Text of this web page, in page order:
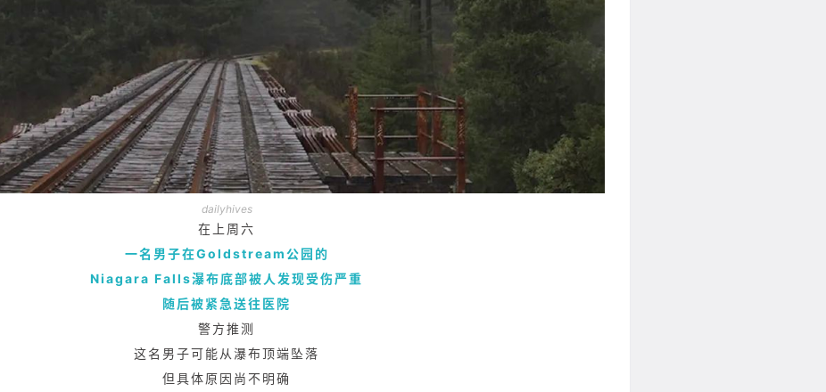
dailyhives
在上周六
一名男子在Goldstream公园的
Niagara Falls瀑布底部被人发现受伤严重
随后被紧急送往医院
警方推测
这名男子可能从瀑布顶端坠落
但具体原因尚不明确